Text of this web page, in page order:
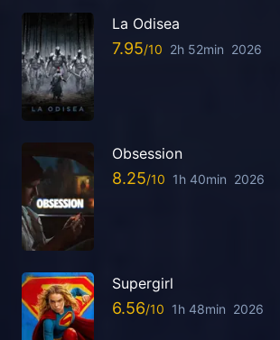
La Odisea
7.95 2h 52min 2026
Obsession
8.25 1h 40min 2026
Supergirl
6.56 1h 48min 2026